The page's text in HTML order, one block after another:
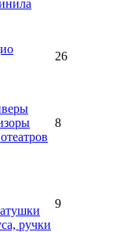
26
8
ручки
9